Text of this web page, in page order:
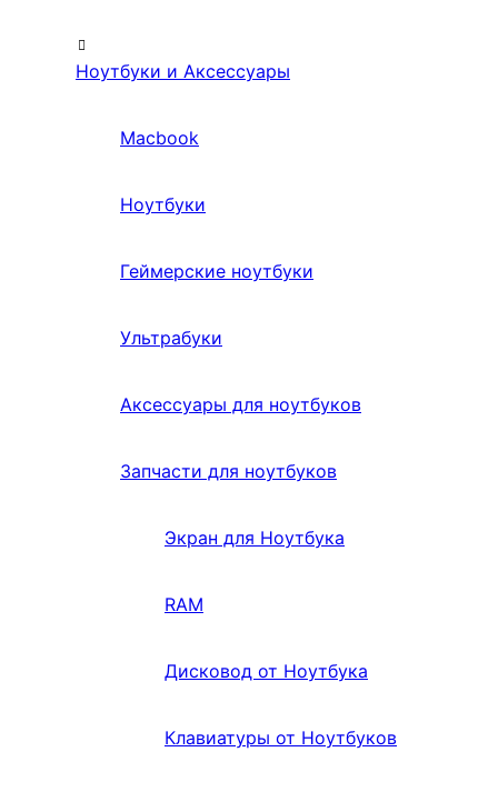
Ноутбуки и Аксессуары
Macbook
Ноутбуки
Геймерские ноутбуки
Ультрабуки
Аксессуары для ноутбуков
Запчасти для ноутбуков
Экран для Ноутбука
RAM
Дисковод от Ноутбука
Клавиатуры от Ноутбуков